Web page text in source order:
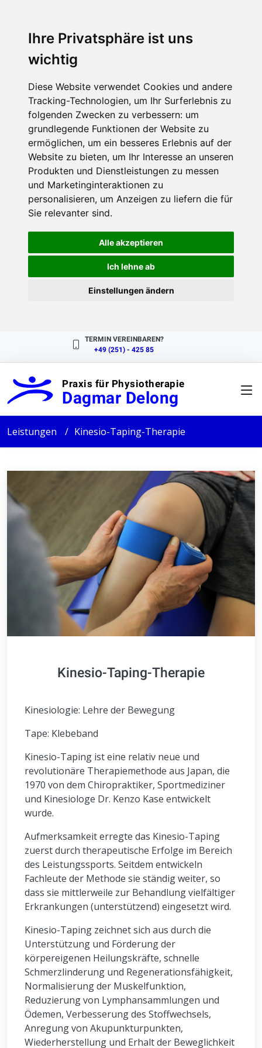
Ihre Privatsphäre ist uns
wichtig
Diese Website verwendet Cookies und andere
Tracking-Technologien, um Ihr Surferlebnis zu
folgenden Zwecken zu verbessern: um
grundlegende Funktionen der Website zu
ermöglichen, um ein besseres Erlebnis auf der
Website zu bieten, um Ihr Interesse an unseren
Produkten und Dienstleistungen zu messen
und Marketinginteraktionen zu
personalisieren, um Anzeigen zu liefern die für
Sie relevanter sind.
Alle akzeptieren
Ich lehne ab
Einstellungen ändern
TERMIN VEREINBAREN?
+49 (251) - 425 85
Praxis für Physiotherapie
Dagmar Delong
Leistungen Kinesio-Taping-Therapie
Kinesio-Taping-Therapie
Kinesiologie: Lehre der Bewegung
Tape: Klebeband
Kinesio-Taping ist eine relativ neue und
revolutionäre Therapiemethode aus Japan, die
1970 von dem Chiropraktiker, Sportmediziner
und Kinesiologe Dr. Kenzo Kase entwickelt
wurde.
Aufmerksamkeit erregte das Kinesio-Taping
zuerst durch therapeutische Erfolge im Bereich
des Leistungssports. Seitdem entwickeln
Fachleute der Methode sie ständig weiter, so
dass sie mittlerweile zur Behandlung vielfältiger
Erkrankungen (unterstützend) eingesetzt wird.
Kinesio-Taping zeichnet sich aus durch die
Unterstützung und Förderung der
körpereigenen Heilungskräfte, schnelle
Schmerzlinderung und Regenerationsfähigkeit,
Normalisierung der Muskelfunktion,
Reduzierung von Lymphansammlungen und
Ödemen, Verbesserung des Stoffwechsels,
Anregung von Akupunkturpunkten,
Wiederherstellung und Erhalt der Beweglichkeit